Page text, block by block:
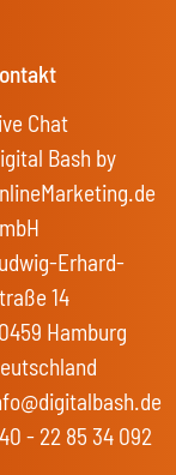
Chat
Bash by
Erhard-
14
Hamburg
- 22 85 34 092